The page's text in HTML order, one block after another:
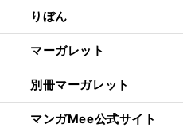
りぼん
マーガレット
別冊マーガレット
マンガMee公式サイト